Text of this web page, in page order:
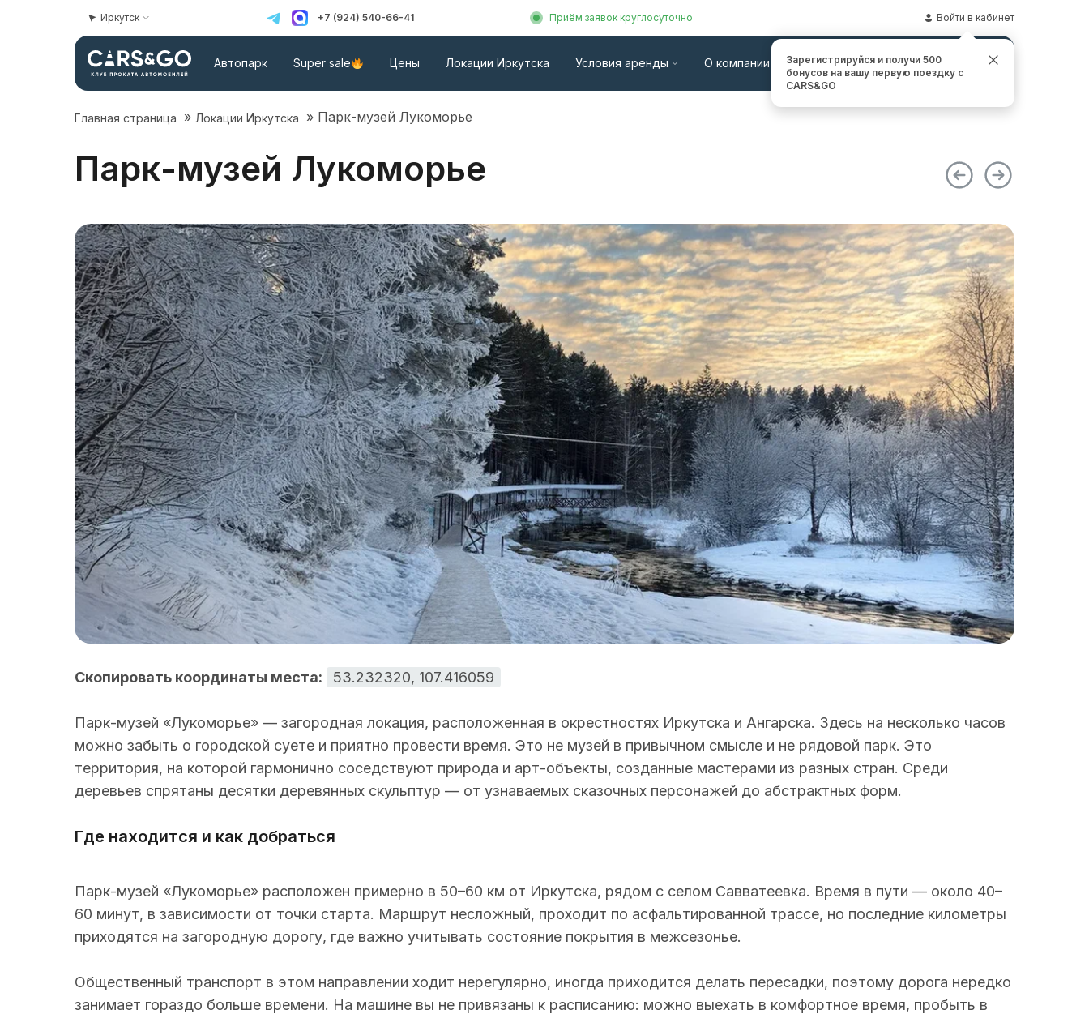
Иркутск +7 (924) 540-66-41 Приём заявок круглосуточно Войти в кабинет
Автопарк Super sale Цены Локации Иркутска Условия аренды О компании Контакты Заказать звонок
Главная страница » Локации Иркутска » Парк-музей Лукоморье
Парк-музей Лукоморье
Скопировать координаты места: 53.232320, 107.416059
Парк-музей «Лукоморье» — загородная локация, расположенная в окрестностях Иркутска и Ангарска. Здесь на несколько часов
можно забыть о городской суете и приятно провести время. Это не музей в привычном смысле и не рядовой парк. Это
территория, на которой гармонично соседствуют природа и арт-объекты, созданные мастерами из разных стран. Среди
деревьев спрятаны десятки деревянных скульптур — от узнаваемых сказочных персонажей до абстрактных форм.
Где находится и как добраться
Парк-музей «Лукоморье» расположен примерно в 50–60 км от Иркутска, рядом с селом Савватеевка. Время в пути — около 40–
60 минут, в зависимости от точки старта. Маршрут несложный, проходит по асфальтированной трассе, но последние километры
приходятся на загородную дорогу, где важно учитывать состояние покрытия в межсезонье.
Общественный транспорт в этом направлении ходит нерегулярно, иногда приходится делать пересадки, поэтому дорога нередко
занимает гораздо больше времени. На машине вы не привязаны к расписанию: можно выехать в комфортное время, пробыть в
Зарегистрируйся и получи 500
бонусов на вашу первую поездку с
CARS&GO